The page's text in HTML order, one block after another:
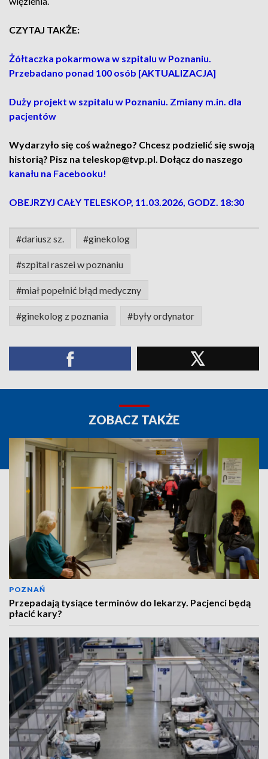
CZYTAJ TAKŻE:
Żółtaczka pokarmowa w szpitalu w Poznaniu.
Przebadano ponad 100 osób [AKTUALIZACJA]
Duży projekt w szpitalu w Poznaniu. Zmiany m.in. dla
pacjentów
Wydarzyło się coś ważnego? Chcesz podzielić się swoją
historią? Pisz na teleskop@tvp.pl. Dołącz do naszego
kanału na Facebooku!
OBEJRZYJ CAŁY TELESKOP, 11.03.2026, GODZ. 18:30
#dariusz sz. #ginekolog
#szpital raszei w poznaniu
#miał popełnić błąd medyczny
#ginekolog z poznania #były ordynator
ZOBACZ TAKŻE
POZNAŃ
Przepadają tysiące terminów do lekarzy. Pacjenci będą
płacić kary?